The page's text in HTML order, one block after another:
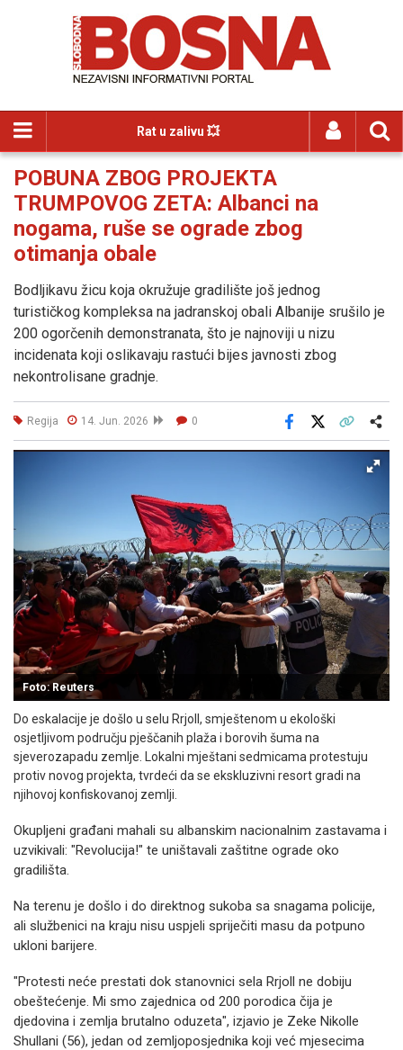
Rat u zalivu 💥
POBUNA ZBOG PROJEKTA
TRUMPOVOG ZETA: Albanci na
nogama, ruše se ograde zbog
otimanja obale
Bodljikavu žicu koja okružuje gradilište još jednog
turističkog kompleksa na jadranskoj obali Albanije srušilo je
200 ogorčenih demonstranata, što je najnoviji u nizu
incidenata koji oslikavaju rastući bijes javnosti zbog
nekontrolisane gradnje.
Regija 14. Jun. 2026 0
Facebook
Foto: Reuters
Do eskalacije je došlo u selu Rrjoll, smještenom u ekološki
osjetljivom području pješčanih plaža i borovih šuma na
sjeverozapadu zemlje. Lokalni mještani sedmicama protestuju
protiv novog projekta, tvrdeći da se ekskluzivni resort gradi na
njihovoj konfiskovanoj zemlji.
Okupljeni građani mahali su albanskim nacionalnim zastavama i
uzvikivali: "Revolucija!" te uništavali zaštitne ograde oko
gradilišta.
Na terenu je došlo i do direktnog sukoba sa snagama policije,
ali službenici na kraju nisu uspjeli spriječiti masu da potpuno
ukloni barijere.
"Protesti neće prestati dok stanovnici sela Rrjoll ne dobiju
obeštećenje. Mi smo zajednica od 200 porodica čija je
djedovina i zemlja brutalno oduzeta", izjavio je Zeke Nikolle
Shullani (56), jedan od zemljoposjednika koji već mjesecima